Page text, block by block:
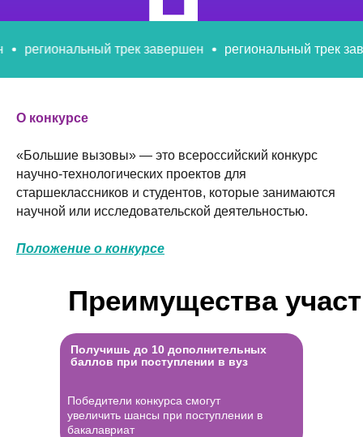
трек завершен региональный трек завершен
О конкурсе
«Большие вызовы» — это всероссийский конкурс
научно-технологических проектов для
старшеклассников и студентов, которые занимаются
научной или исследовательской деятельностью.
Положение о конкурсе
Получишь до 10 дополнительных
баллов при поступлении в вуз
Победители конкурса смогут
увеличить шансы при поступлении в
бакалавриат
Преимущества